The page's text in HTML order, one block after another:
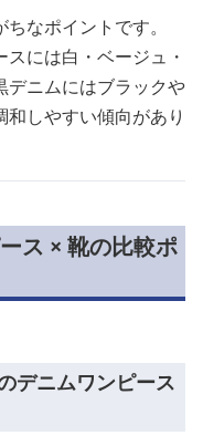
なポイントです。
には白・ベージュ・
デニムにはブラックや
しやすい傾向があり
ス × 靴の比較ポ
デニムワンピース